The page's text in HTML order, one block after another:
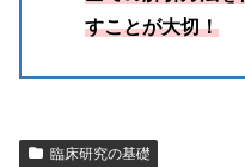
すことが大切！
臨床研究の基礎